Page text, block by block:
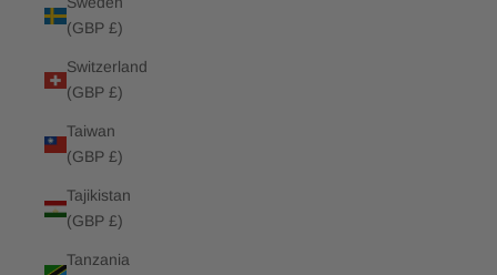
(GBP £)
Switzerland
(GBP £)
Taiwan
(GBP £)
Tajikistan
(GBP £)
Tanzania